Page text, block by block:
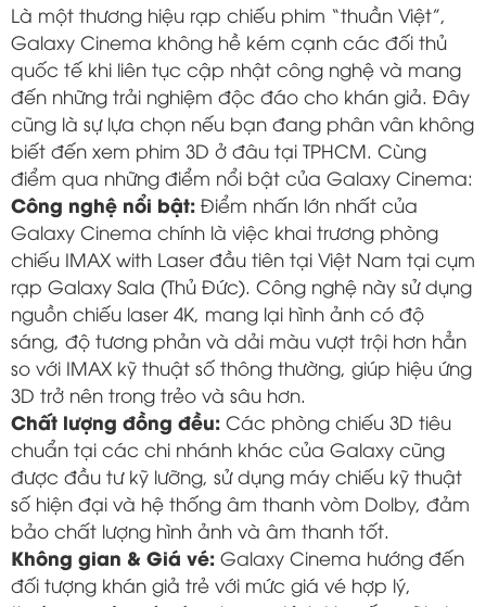
Là một thương hiệu rạp chiếu phim “thuần Việt”,
Galaxy Cinema không hề kém cạnh các đối thủ
quốc tế khi liên tục cập nhật công nghệ và mang
đến những trải nghiệm độc đáo cho khán giả. Đây
cũng là sự lựa chọn nếu bạn đang phân vân không
biết đến xem phim 3D ở đâu tại TPHCM. Cùng
điểm qua những điểm nổi bật của Galaxy Cinema:
Công nghệ nổi bật: Điểm nhấn lớn nhất của
Galaxy Cinema chính là việc khai trương phòng
chiếu IMAX with Laser đầu tiên tại Việt Nam tại cụm
rạp Galaxy Sala (Thủ Đức). Công nghệ này sử dụng
nguồn chiếu laser 4K, mang lại hình ảnh có độ
sáng, độ tương phản và dải màu vượt trội hơn hẳn
so với IMAX kỹ thuật số thông thường, giúp hiệu ứng
3D trở nên trong trẻo và sâu hơn.
Chất lượng đồng đều: Các phòng chiếu 3D tiêu
chuẩn tại các chi nhánh khác của Galaxy cũng
được đầu tư kỹ lưỡng, sử dụng máy chiếu kỹ thuật
số hiện đại và hệ thống âm thanh vòm Dolby, đảm
bảo chất lượng hình ảnh và âm thanh tốt.
Không gian & Giá vé: Galaxy Cinema hướng đến
đối tượng khán giả trẻ với mức giá vé hợp lý,